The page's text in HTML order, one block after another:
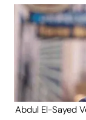
Abdul El-Sayed